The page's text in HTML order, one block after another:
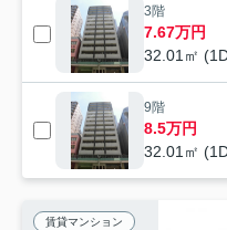
3階
7.67万円
32.01㎡
9階
8.5万円
32.01㎡
賃貸マンション